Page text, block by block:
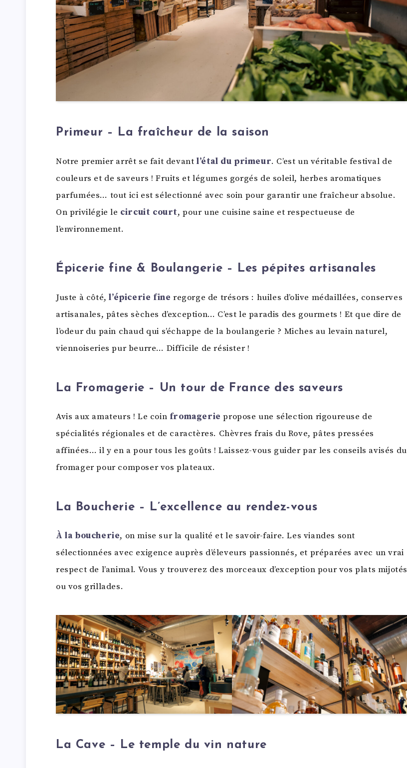
Primeur – La fraîcheur de la saison
Notre premier arrêt se fait devant l’étal du primeur. C’est un véritable festival de
couleurs et de saveurs ! Fruits et légumes gorgés de soleil, herbes aromatiques
parfumées… tout ici est sélectionné avec soin pour garantir une fraîcheur absolue.
On privilégie le circuit court, pour une cuisine saine et respectueuse de
l’environnement.
Épicerie fine & Boulangerie – Les pépites artisanales
Juste à côté,l’épicerie fineregorge de trésors : huiles d’olive médaillées, conserves
artisanales, pâtes sèches d’exception… C’est le paradis des gourmets ! Et que dire de
l’odeur du pain chaud qui s’échappe de la boulangerie ? Miches au levain naturel,
viennoiseries pur beurre… Difficile de résister !
La Fromagerie – Un tour de France des saveurs
Avis aux amateurs ! Le coin fromagerie propose une sélection rigoureuse de
spécialités régionales et de caractères. Chèvres frais du Rove, pâtes pressées
affinées… il y en a pour tous les goûts ! Laissez-vous guider par les conseils avisés du
fromager pour composer vos plateaux.
La Boucherie – L’excellence au rendez-vous
À la boucherie, on mise sur la qualité et le savoir-faire. Les viandes sont
sélectionnées avec exigence auprès d’éleveurs passionnés, et préparées avec un vrai
respect de l’animal. Vous y trouverez des morceaux d’exception pour vos plats mijotés
ou vos grillades.
La Cave – Le temple du vin nature